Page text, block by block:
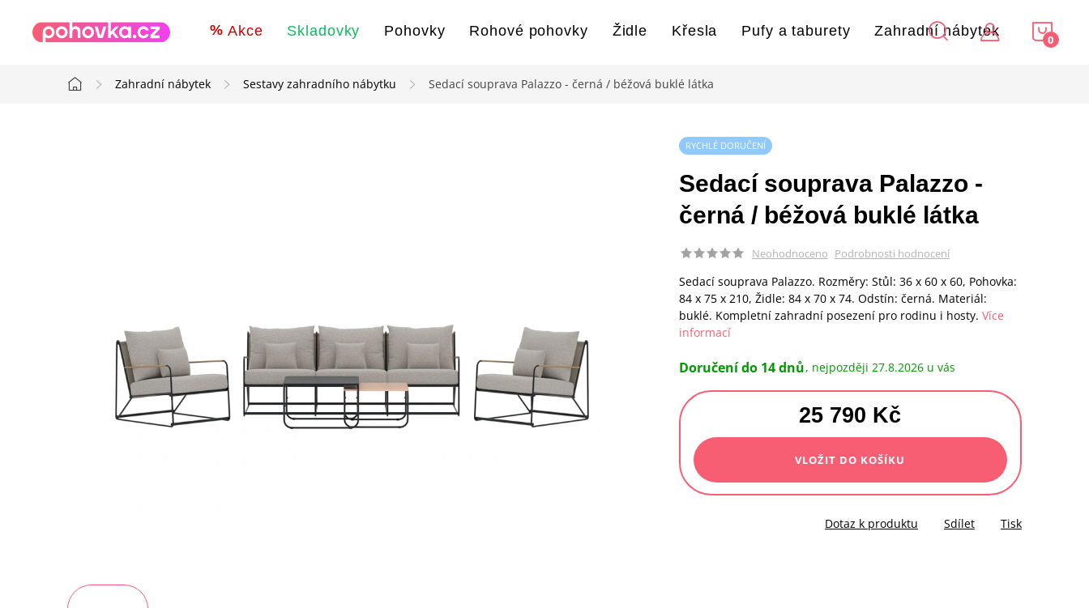
Akce Skladovky Pohovky Rohové pohovky Židle Křesla Pufy a taburety Zahradní nábytek
Domů
Zahradní nábytek Sestavy zahradního nábytku Sedací souprava Palazzo - černá / béžová buklé látka
RYCHLÉ DORUČENÍ
Sedací souprava Palazzo -
černá / béžová buklé látka
Neohodnoceno Podrobnosti hodnocení
Sedací souprava Palazzo. Rozměry: Stůl: 36 x 60 x 60, Pohovka:
84 x 75 x 210, Židle: 84 x 70 x 74. Odstín: černá. Materiál:
buklé. Kompletní zahradní posezení pro rodinu i hosty. Více
informací
Doručení do 14 dnů 27.8.2026
25 790 Kč
Měrná
cena:
VLOŽIT DO KOŠÍKU
Tisk
Dotaz k produktu Sdílet